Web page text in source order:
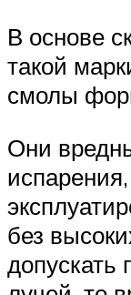
В основе
такой
смолы
Они
без
допускать